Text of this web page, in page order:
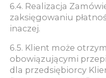
6.4. Realizacja
zaksięgowaniu
inaczej.
6.5. Klient może
obowiązującymi
dla przedsiębiorcy